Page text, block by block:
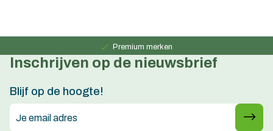
Premium merken
Persoonlijk advies
Inschrijven op de nieuwsbrief
Blijf op de hoogte!